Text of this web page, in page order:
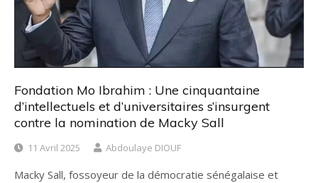
Fondation Mo Ibrahim : Une cinquantaine
d’intellectuels et d’universitaires s’insurgent
contre la nomination de Macky Sall
11 Avril 2025 Abdoulaye DIOUF
Macky Sall, fossoyeur de la démocratie sénégalaise et